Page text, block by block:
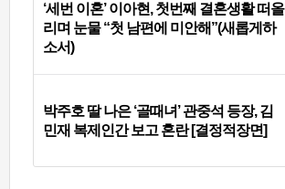
‘세번 이혼’ 이아현, 첫번째 결혼생활 떠올
리며 눈물 “첫 남편에 미안해”(새롭게하
소서)
박주호 딸 나은 ‘골때녀’ 관중석 등장, 김
민재 복제인간 보고 혼란 [결정적장면]